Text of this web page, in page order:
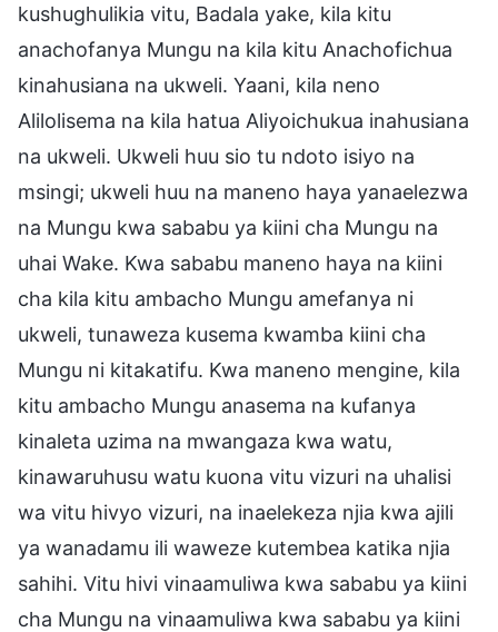
kushughulikia vitu, Badala yake, kila kitu
anachofanya Mungu na kila kitu Anachofichua
kinahusiana na ukweli. Yaani, kila neno
Alilolisema na kila hatua Aliyoichukua inahusiana
na ukweli. Ukweli huu sio tu ndoto isiyo na
msingi; ukweli huu na maneno haya yanaelezwa
na Mungu kwa sababu ya kiini cha Mungu na
uhai Wake. Kwa sababu maneno haya na kiini
cha kila kitu ambacho Mungu amefanya ni
ukweli, tunaweza kusema kwamba kiini cha
Mungu ni kitakatifu. Kwa maneno mengine, kila
kitu ambacho Mungu anasema na kufanya
kinaleta uzima na mwangaza kwa watu,
kinawaruhusu watu kuona vitu vizuri na uhalisi
wa vitu hivyo vizuri, na inaelekeza njia kwa ajili
ya wanadamu ili waweze kutembea katika njia
sahihi. Vitu hivi vinaamuliwa kwa sababu ya kiini
cha Mungu na vinaamuliwa kwa sababu ya kiini